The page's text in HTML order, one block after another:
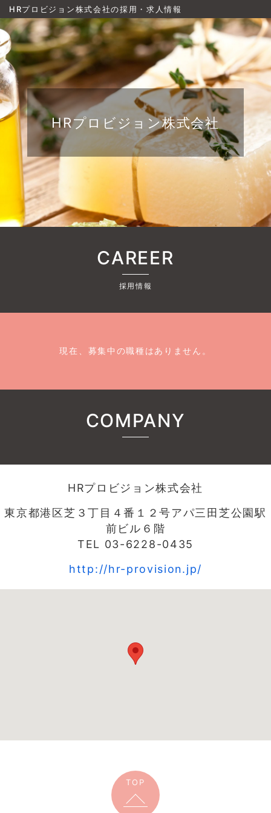
HRプロビジョン株式会社の採用・求人情報
HRプロビジョン株式会社
CAREER
採用情報
現在、募集中の職種はありません。
COMPANY
HRプロビジョン株式会社
東京都港区芝３丁目４番１２号アパ三田芝公園駅
前ビル６階
TEL 03-6228-0435
http://hr-provision.jp/
TOP